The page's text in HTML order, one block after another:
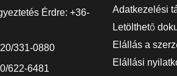
Érdre: +36-
331-0880
622-6481
Adatkezelési
Letölthető
Elállás a
Elállási